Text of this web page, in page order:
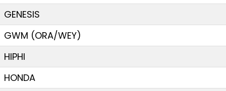
GENESIS
GWM (ORA/WEY)
HIPHI
HONDA